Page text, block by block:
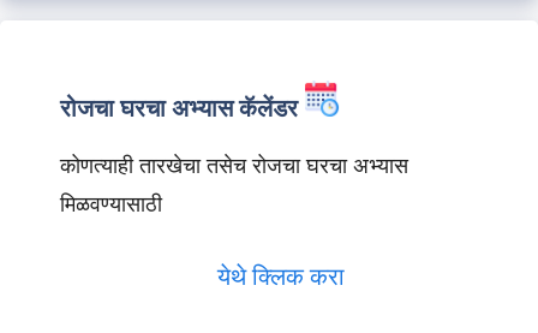
रोजचा घरचा अभ्यास कॅलेंडर
कोणत्याही तारखेचा तसेच रोजचा घरचा अभ्यास
मिळवण्यासाठी
येथे क्लिक करा